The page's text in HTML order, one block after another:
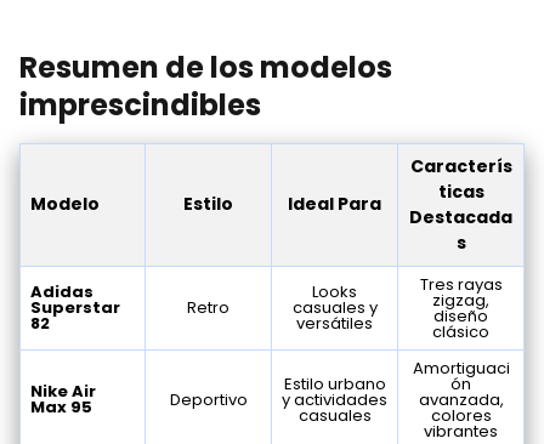
Resumen de los modelos
imprescindibles
Modelo Estilo Ideal Para
Caracterís
ticas
Destacada
s
Adidas
Superstar
82
Retro
Looks
casuales y
versátiles
Tres rayas
zigzag,
diseño
clásico
Nike Air
Max 95 Deportivo
Estilo urbano
y actividades
casuales
Amortiguaci
ón
avanzada,
colores
vibrantes